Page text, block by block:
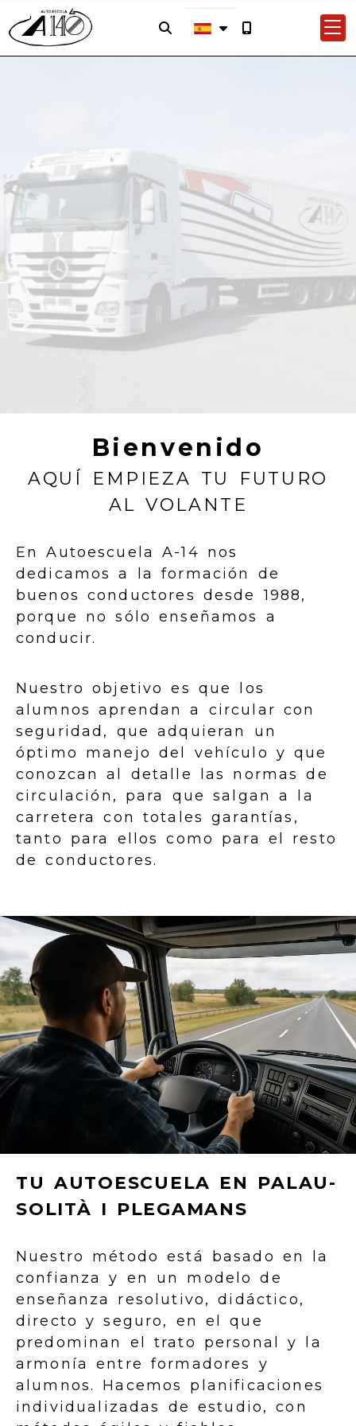
MERCADO CON
BUENA
PROYECCIÓN
PROFESIONAL
MATRÍCULA ABIERTA
FORMACIÓN VIAL EN
Bienvenido
AQUÍ EMPIEZA TU FUTURO
AL VOLANTE
En Autoescuela A-14 nos
dedicamos a la formación de
buenos conductores desde 1988,
porque no sólo enseñamos a
conducir.
Nuestro objetivo es que los
alumnos aprendan a circular con
seguridad, que adquieran un
óptimo manejo del vehículo y que
conozcan al detalle las normas de
circulación, para que salgan a la
carretera con totales garantías,
tanto para ellos como para el resto
de conductores.
TU AUTOESCUELA EN PALAU-
SOLITÀ I PLEGAMANS
Nuestro método está basado en la
confianza y en un modelo de
enseñanza resolutivo, didáctico,
directo y seguro, en el que
predominan el trato personal y la
armonía entre formadores y
alumnos. Hacemos planificaciones
individualizadas de estudio, con